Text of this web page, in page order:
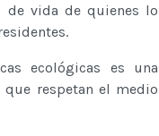
de vida de quienes lo
ecológicas es una
que respetan el medio